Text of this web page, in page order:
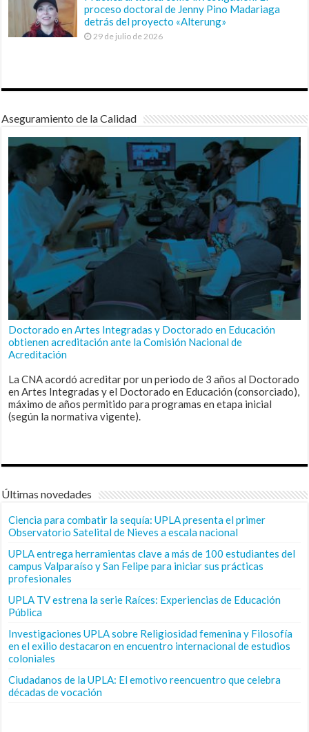
proceso doctoral de Jenny Pino Madariaga
detrás del proyecto «Alterung»
29 de julio de 2026
Aseguramiento de la Calidad
Doctorado en Artes Integradas y Doctorado en Educación
obtienen acreditación ante la Comisión Nacional de
Acreditación
La CNA acordó acreditar por un periodo de 3 años al Doctorado
en Artes Integradas y el Doctorado en Educación (consorciado),
máximo de años permitido para programas en etapa inicial
(según la normativa vigente).
Últimas novedades
Ciencia para combatir la sequía: UPLA presenta el primer
Observatorio Satelital de Nieves a escala nacional
UPLA entrega herramientas clave a más de 100 estudiantes del
campus Valparaíso y San Felipe para iniciar sus prácticas
profesionales
UPLA TV estrena la serie Raíces: Experiencias de Educación
Pública
Investigaciones UPLA sobre Religiosidad femenina y Filosofía
en el exilio destacaron en encuentro internacional de estudios
coloniales
Ciudadanos de la UPLA: El emotivo reencuentro que celebra
décadas de vocación